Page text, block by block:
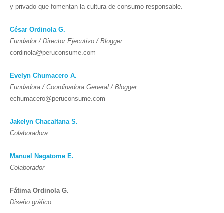
y privado que fomentan la cultura de consumo responsable.
César Ordinola G.
Fundador / Director Ejecutivo / Blogger
cordinola@peruconsume.com
Evelyn Chumacero A.
Fundadora / Coordinadora General / Blogger
echumacero@peruconsume.com
Jakelyn Chacaltana S.
Colaboradora
Manuel Nagatome E.
Colaborador
Fátima Ordinola G.
Diseño gráfico